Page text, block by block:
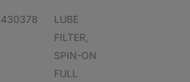
LUBE
FILTER,
SPIN-ON
FULL